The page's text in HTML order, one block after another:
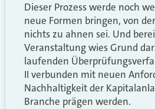
Dieser Prozess werde noch
neue Formen bringen, von
nichts zu ahnen sei. Und
Veranstaltung wies Grund
laufenden
II verbunden mit neuen
Nachhaltigkeit der
Branche prägen werden.